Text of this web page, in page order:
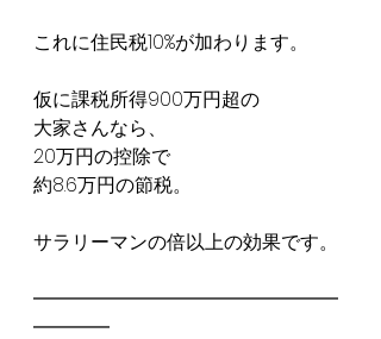
これに住民税10%が加わります。
仮に課税所得900万円超の
大家さんなら、
20万円の控除で
約8.6万円の節税。
サラリーマンの倍以上の効果です。
━━━━━━━━━━━━━━━━
━━━━